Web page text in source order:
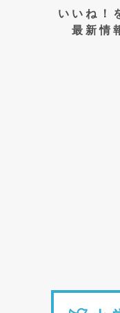
いいね！
最新情